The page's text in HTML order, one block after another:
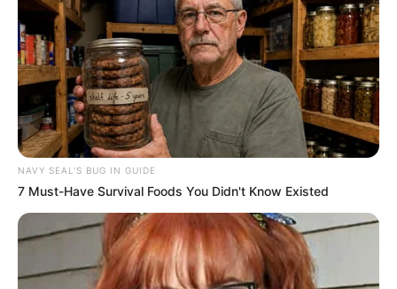
maju lagi,,,,duitnya digroggotin
terus ama koruptor di Jakarta
AutoVeron 03/02/2018
Bukannya sudah beda ya bung… Meski
dasarnya S-60 tapi kemampuan pasti
ditingkatkan mengingat bukan utk darat
jangkau horizontal yg ini 8 km, kalau
Bofors 8,5 km. Jarak tembakan tak
langsung Bofors 17 km, yg ini tdk
diketahui, tapi mungkin sekitar 15 km.
NAVY SEAL'S BUG IN GUIDE
7 Must-Have Survival Foods You Didn't Know Existed